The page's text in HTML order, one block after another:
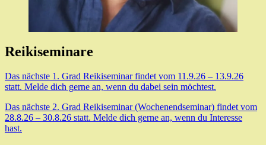
Reikiseminare
Das nächste 1. Grad Reikiseminar findet vom 11.9.26 – 13.9.26
statt. Melde dich gerne an, wenn du dabei sein möchtest.
Das nächste 2. Grad Reikiseminar (Wochenendseminar) findet vom
28.8.26 – 30.8.26 statt. Melde dich gerne an, wenn du Interesse
hast.